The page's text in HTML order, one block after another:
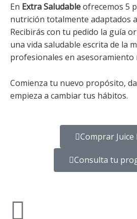
En Extra Saludableofrecemos 5
nutrición totalmente adaptados
Recibirás con tu pedido la guía
una vida saludable escrita de la
profesionales en asesoramiento
Comienza tu nuevo propósito,
empieza a cambiar tus hábitos.
Comprar Juice
Consulta tu